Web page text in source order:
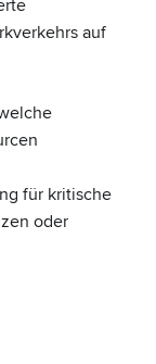
auf
für kritische
oder